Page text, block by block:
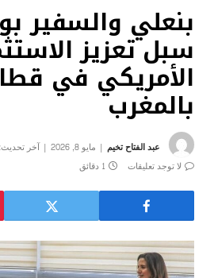
بنعلي والسفير
سبل تعزيز
الأمريكي في
بالمغرب
عبد الفتاح تخيم مايو 8, 2026 آخر تحديث:
لا توجد تعليقات
1 دقائق